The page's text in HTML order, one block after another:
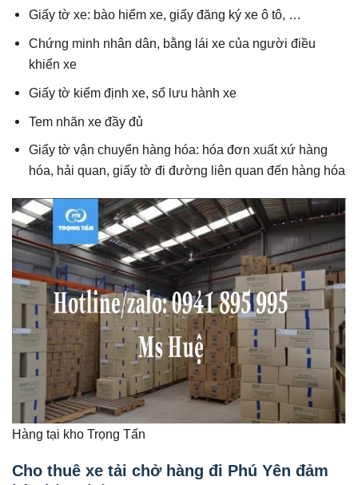
Giấy tờ xe: bào hiểm xe, giấy đăng ký xe ô tô, …
Chứng minh nhân dân, bằng lái xe của người điều
khiển xe
Giấy tờ kiểm định xe, sổ lưu hành xe
Tem nhãn xe đầy đủ
Giấy tờ vận chuyển hàng hóa: hóa đơn xuất xứ hàng
hóa, hải quan, giấy tờ đi đường liên quan đến hàng hóa
Hàng tại kho Trọng Tấn
Cho thuê xe tải chở hàng đi Phú Yên đảm